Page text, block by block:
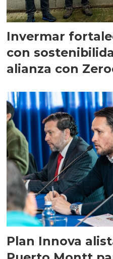
Invermar
con
alianza con
Plan Innova